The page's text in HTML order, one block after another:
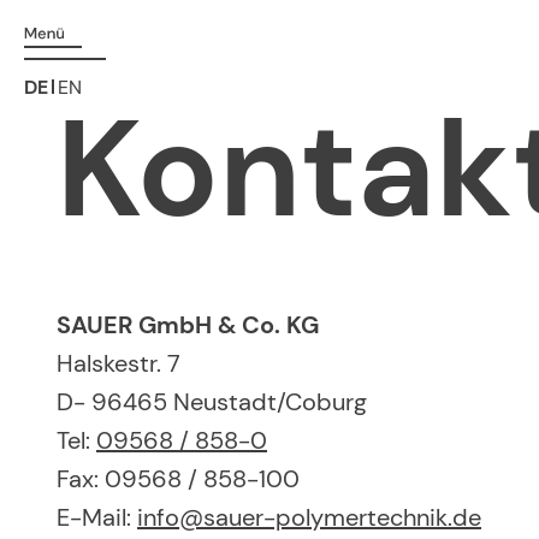
DE EN
SAUER GmbH & Co. KG
Halskestr. 7
D- 96465 Neustadt/Coburg
Tel: 09568 / 858-0
Fax: 09568 / 858-100
E-Mail: info@sauer-polymertechnik.de